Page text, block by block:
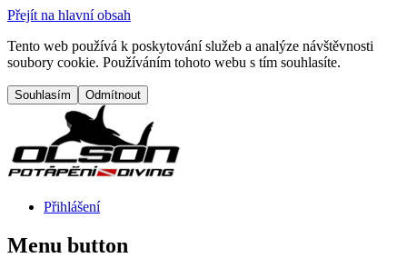
Přejít na hlavní obsah
Tento web používá k poskytování služeb a analýze návštěvnosti
soubory cookie. Používáním tohoto webu s tím souhlasíte.
Přihlášení
Menu button